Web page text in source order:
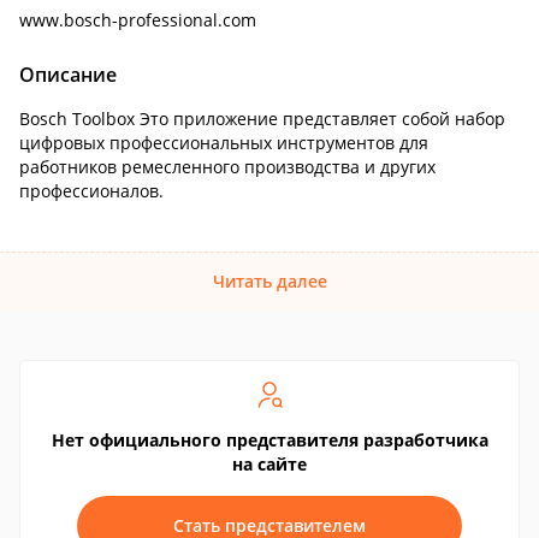
www.bosch-professional.com
Описание
Bosch Toolbox Это приложение представляет собой набор
цифровых профессиональных инструментов для
работников ремесленного производства и других
профессионалов.
Читать далее
Нет официального представителя разработчика
на сайте
Стать представителем